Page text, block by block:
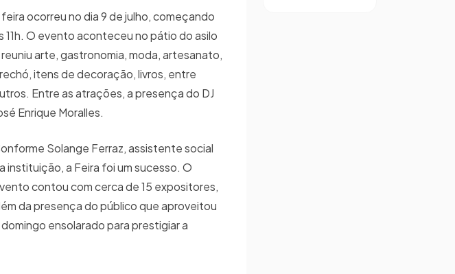
feira ocorreu no dia 9 de julho, começando
11h. O evento aconteceu no pátio do asilo
reuniu arte, gastronomia, moda, artesanato,
itens de decoração, livros, entre
Entre as atrações, a presença do DJ
Enrique Moralles.
Solange Ferraz, assistente social
instituição, a Feira foi um sucesso. O
contou com cerca de 15 expositores,
da presença do público que aproveitou
ensolarado para prestigiar a